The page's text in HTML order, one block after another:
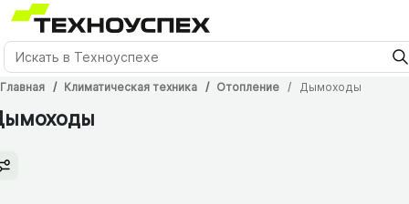
Главная Климатическая техника Отопление Дымоходы